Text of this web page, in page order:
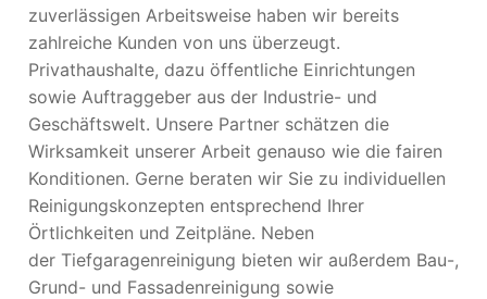
zuverlässigen Arbeitsweise haben wir bereits
zahlreiche Kunden von uns überzeugt.
Privathaushalte, dazu öffentliche Einrichtungen
sowie Auftraggeber aus der Industrie- und
Geschäftswelt. Unsere Partner schätzen die
Wirksamkeit unserer Arbeit genauso wie die fairen
Konditionen. Gerne beraten wir Sie zu individuellen
Reinigungskonzepten entsprechend Ihrer
Örtlichkeiten und Zeitpläne. Neben
der Tiefgaragenreinigung bieten wir außerdem Bau-,
Grund- und Fassadenreinigung sowie